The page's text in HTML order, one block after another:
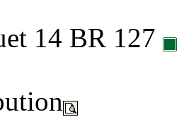
14 BR 127